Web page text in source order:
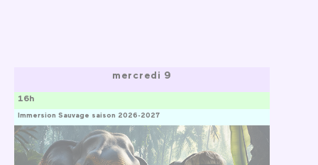
mercredi 9
Immersion Sauvage saison 2026-2027
16h